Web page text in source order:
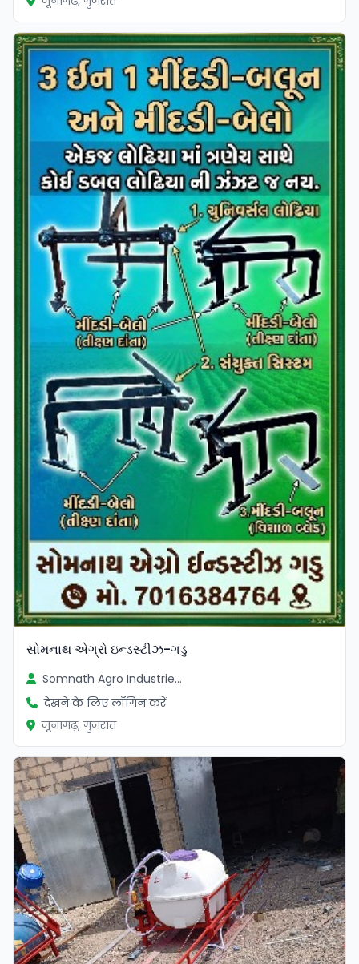
सत्यापित
સોમનાથ એગ્રો ઇન્ડસ્ટીઝ-ગડુ
Somnath Agro Industries Divyesh Parmar
देखने के लिए लॉगिन करें
जूनागढ़, गुजरात